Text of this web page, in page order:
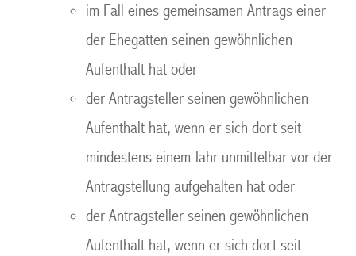
im Fall eines gemeinsamen Antrags einer
der Ehegatten seinen gewöhnlichen
Aufenthalt hat oder
der Antragsteller seinen gewöhnlichen
Aufenthalt hat, wenn er sich dort seit
mindestens einem Jahr unmittelbar vor der
Antragstellung aufgehalten hat oder
der Antragsteller seinen gewöhnlichen
Aufenthalt hat, wenn er sich dort seit